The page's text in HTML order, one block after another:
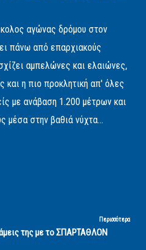
αγώνας δρόμου στον
πάνω από επαρχιακούς
αμπελώνες και ελαιώνες,
και η πιο προκλητική απ' όλες
με ανάβαση 1.200 μέτρων και
μέσα στην βαθιά νύχτα...
Περισσότερα
της με το ΣΠΑΡΤΑΘΛΟΝ